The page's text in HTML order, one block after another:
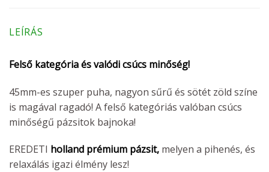
LEÍRÁS
Felső kategória és valódi csúcs minőség!
45mm-es szuper puha, nagyon sűrű és sötét zöld színe
is magával ragadó! A felső kategóriás valóban csúcs
minőségű pázsitok bajnoka!
EREDETI holland prémium pázsit, melyen a pihenés, és
relaxálás igazi élmény lesz!